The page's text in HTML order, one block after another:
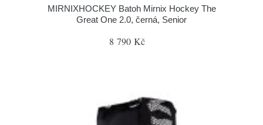
MIRNIXHOCKEY Batoh Mirnix Hockey The
Great One 2.0, černá, Senior
8 790 Kč